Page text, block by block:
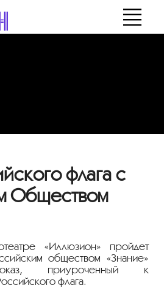
флага с
Обществом
«Иллюзион» пройдет
обществом «Знание»
приуроченный к
флага.